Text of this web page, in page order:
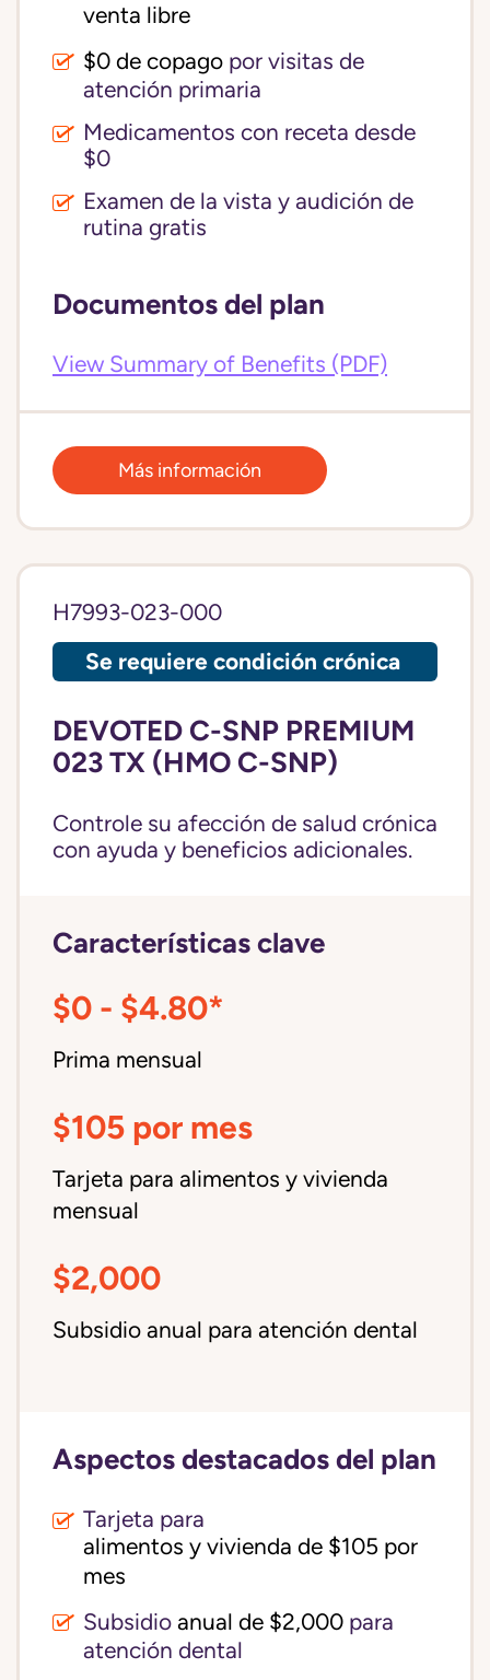
venta libre
$0 de copago por visitas de
atención primaria
Medicamentos con receta desde
$0
Examen de la vista y audición de
rutina gratis
Documentos del plan
View Summary of Benefits (PDF)
Más información
H7993-023-000
Se requiere condición crónica
DEVOTED C-SNP PREMIUM
023 TX (HMO C-SNP)
Controle su afección de salud crónica
con ayuda y beneficios adicionales.
Características clave
$0 - $4.80*
Prima mensual
$105 por mes
Tarjeta para alimentos y vivienda
mensual
$2,000
Subsidio anual para atención dental
Aspectos destacados del plan
Tarjeta para
alimentos y vivienda de $105 por
mes
Subsidio anual de $2,000 para
atención dental